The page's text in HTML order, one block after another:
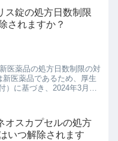
ス錠の処方日数制限
されますか？
医薬品の処方日数制限の対
医薬品であるため、厚生
）に基づき、2024年3月末
オスカプセルの処方
いつ解除されます